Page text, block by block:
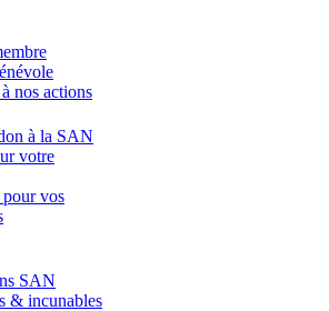
nos actions
à la SAN
votre
vos
SAN
& incunables